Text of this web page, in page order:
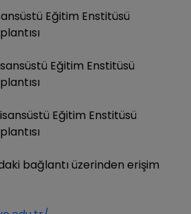
Eğitim Enstitüsü
Eğitim Enstitüsü
Eğitim Enstitüsü
bağlantı üzerinden erişim